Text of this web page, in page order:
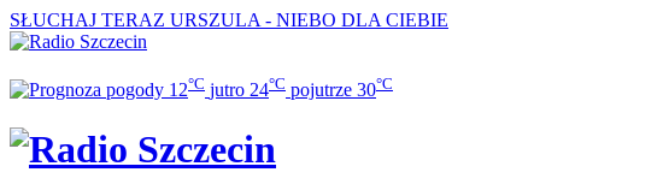
SŁUCHAJ TERAZ URSZULA - NIEBO DLA CIEBIE
12°C jutro 24°C pojutrze 30°C